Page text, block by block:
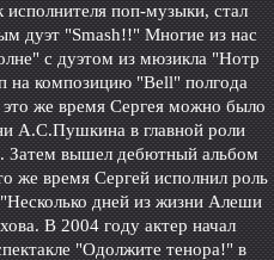
поп-музыки, стал
дуэт "Smash!!" Многие из нас
с дуэтом из мюзикла "Нотр
на композицию "Bell" полгода
же время Сергея можно было
А.С.Пушкина в главной роли
Затем вышел дебютный альбом
же время Сергей исполнил роль
дней из жизни Алеши
В 2004 году актер начал
"Одолжите тенора!" в